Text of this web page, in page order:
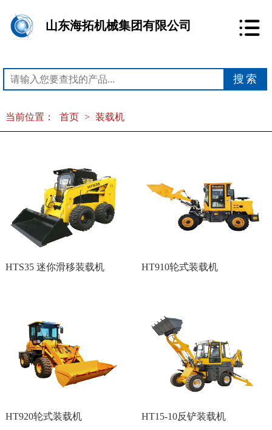
山东海拓机械集团有限公司
当前位置： 首页 > 装载机
HTS35 迷你滑移装载机 HT910轮式装载机
HT920轮式装载机 HT15-10反铲装载机